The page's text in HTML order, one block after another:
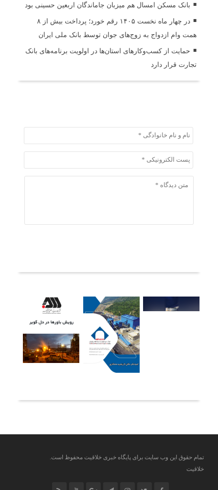
بانک مسکن امسال هم میزبان جاماندگان اربعین حسینی بود
در چهار ماه نخست ۱۴۰۵ رقم خورد؛ پرداخت بیش از ۸
همت وام ازدواج به زوج‌های جوان توسط بانک ملی ایران
حمایت از کسب‌وکارهای استان‌ها در اولویت برنامه‌های بانک
تجارت قرار دارد
تمام حقوق این وب سایت برای پایگاه خبری خلاقیت محفوظ است.
خلاقیت